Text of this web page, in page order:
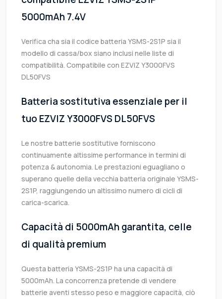
5000mAh 7.4V
Verifica cha sia il codice batteria YSMS-2S1P sia il
modello di cassa/box siano inclusi nelle liste di
compatibilità. Compatibile con EZVIZ Y3000FVS
DL50FVS
Batteria sostitutiva essenziale per il
tuo EZVIZ Y3000FVS DL50FVS
Le nostre batterie sostitutive forniscono
continuamente altissime performance in termini di
potenza & autonomia. Le prestazioni eguagliano o
superano quelle della vecchia batteria originale YSMS-
2S1P, raggiungendo un altissimo numero di cicli di
carica-scarica.
Capacità di 5000mAh garantita, celle
di qualità premium
Questa batteria YSMS-2S1P ha una capacità di
5000mAh. La concorrenza pretende di vendere
batterie aventi stesso peso e maggiore capacità, ciò